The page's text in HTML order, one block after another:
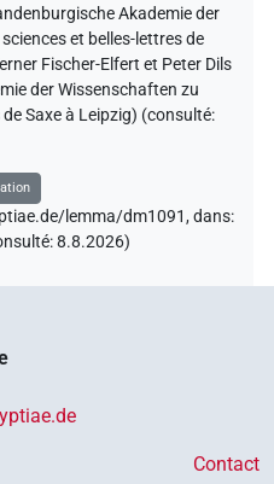
Akademie der
et belles-lettres de
Fischer-Elfert et Peter Dils
der Wissenschaften zu
Saxe à Leipzig) (consulté:
lemma/dm1091,dans:
:8.8.2026)
Contact